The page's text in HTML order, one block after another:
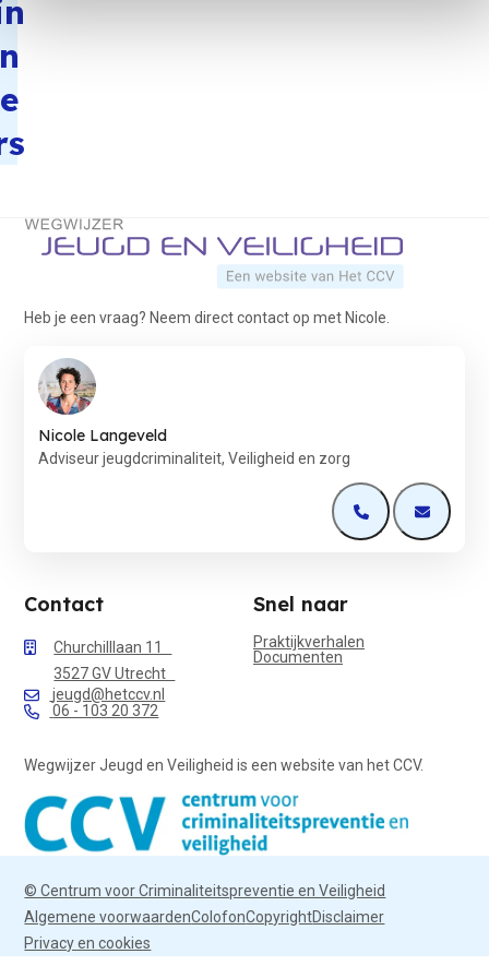
e
Terug naar de startpagina
Heb je een vraag? Neem direct contact op met Nicole.
Nicole Langeveld
Adviseur jeugdcriminaliteit, Veiligheid en zorg
Open deOpen de
Contact
Churchilllaan 11
3527 GV Utrecht
jeugd@hetccv.nl
06 - 103 20 372
Snel naar
Praktijkverhalen
Documenten
Wegwijzer Jeugd en Veiligheid is een website van het CCV.
© Centrum voor Criminaliteitspreventie en Veiligheid
Algemene voorwaardenColofonCopyrightDisclaimer
Privacy en cookies